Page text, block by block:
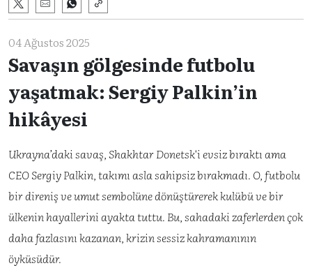
04 Ağustos 2025
Savaşın gölgesinde futbolu
yaşatmak: Sergiy Palkin’in
hikâyesi
Ukrayna’daki savaş, Shakhtar Donetsk'i evsiz bıraktı ama
CEO Sergiy Palkin, takımı asla sahipsiz bırakmadı. O, futbolu
bir direniş ve umut sembolüne dönüştürerek kulübü ve bir
ülkenin hayallerini ayakta tuttu. Bu, sahadaki zaferlerden çok
daha fazlasını kazanan, krizin sessiz kahramanının
öyküsüdür.